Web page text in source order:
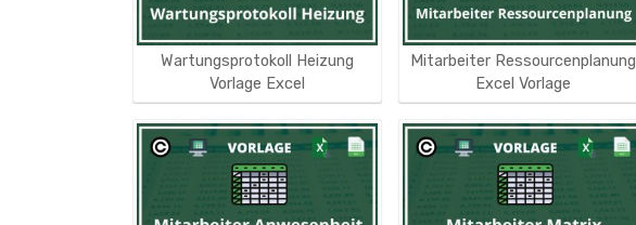
Wartungsprotokoll Heizung
Vorlage Excel
Mitarbeiter Ressourcenplanung
Excel Vorlage